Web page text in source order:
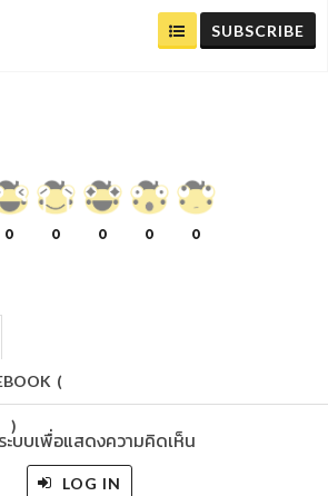
SUBSCRIBE
0 0 0 0 0
(
)
ะบบเพื่อแสดงความคิดเห็น
LOG IN